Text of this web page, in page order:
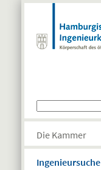
Direkt zum Inhalt
Suchformular
Die Kammer
Ingenieursuche